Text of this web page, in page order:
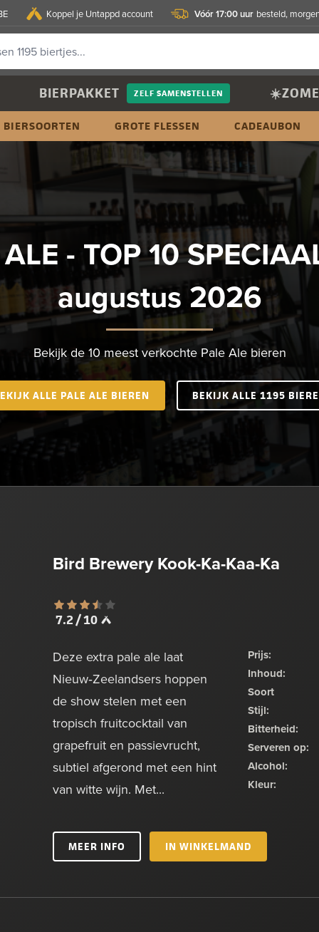
Koppel je Untappd account Vóór 17:00 uur besteld,
BIERPAKKET ZELF SAMENSTELLEN
BIERSOORTEN GROTE FLESSEN CADEAUBON
- TOP 10
augustus 2026
Bekijk de 10 meest verkochte Pale Ale bieren
ALLE PALE ALE BIEREN BEKIJK ALLE 1195
Bird Brewery Kook-Ka-Kaa-Ka
7.2 / 10
Deze extra pale ale laat
Nieuw‑Zeelandsers hoppen
de show stelen met een
tropisch fruitcocktail van
grapefruit en passievrucht,
subtiel afgerond met een hint
van witte wijn. Met...
Prijs:
Inhoud:
Soort
Stijl:
Bitterheid:
Serveren op:
Alcohol:
Kleur:
MEER INFO IN WINKELMAND